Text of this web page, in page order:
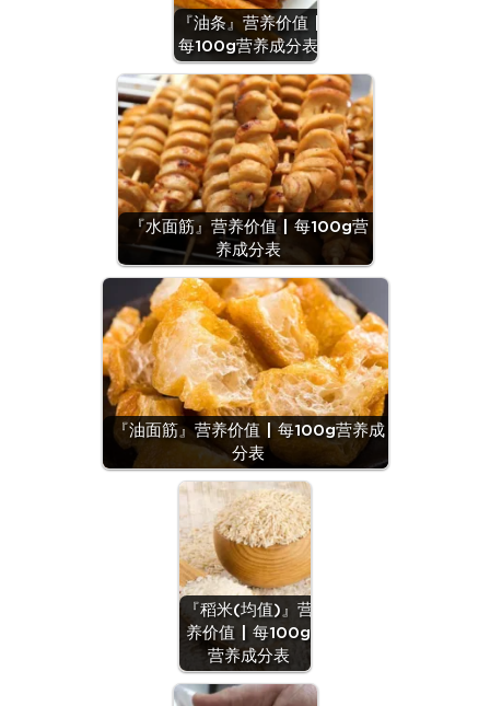
『油条』营养价值 |
每100g营养成分表
『水面筋』营养价值 | 每100g营
养成分表
『油面筋』营养价值 | 每100g营养成
分表
『稻米(均值)』营
养价值 | 每100g
营养成分表